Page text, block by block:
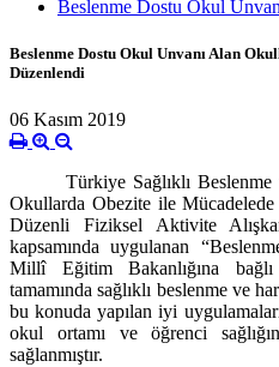
Beslenme Dostu Okul
Beslenme Dostu Okul Unvanı Alan
Düzenlendi
06 Kasım 2019
Türkiye Sağlıklı
Okullarda Obezite ile
Düzenli Fiziksel Aktivite
kapsamında uygulanan
Millî Eğitim Bakanlığına
tamamında sağlıklı beslenme ve
bu konuda yapılan iyi
okul ortamı ve öğrenci
sağlanmıştır.